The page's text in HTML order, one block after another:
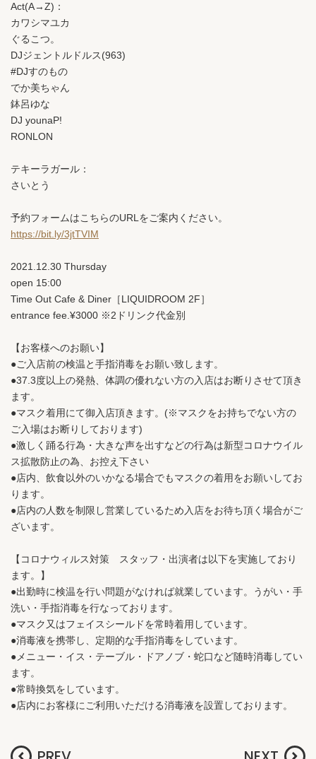
Act(A→Z)：
カワシマユカ
ぐるこつ。
DJジェントルドルス(963)
#DJすのもの
でか美ちゃん
鉢呂ゆな
DJ younaP!
RONLON
テキーラガール：
さいとう
予約フォームはこちらのURLをご案内ください。
https://bit.ly/3jtTVIM
2021.12.30 Thursday
open 15:00
Time Out Cafe & Diner［LIQUIDROOM 2F］
entrance fee.¥3000 ※2ドリンク代金別
【お客様へのお願い】
●ご入店前の検温と手指消毒をお願い致します。
●37.3度以上の発熱、体調の優れない方の入店はお断りさせて頂き
ます。
●マスク着用にて御入店頂きます。(※マスクをお持ちでない方の
ご入場はお断りしております)
●激しく踊る行為・大きな声を出すなどの行為は新型コロナウイル
ス拡散防止の為、お控え下さい
●店内、飲食以外のいかなる場合でもマスクの着用をお願いしてお
ります。
●店内の人数を制限し営業しているため入店をお待ち頂く場合がご
ざいます。
【コロナウィルス対策 スタッフ・出演者は以下を実施しており
ます。】
●出勤時に検温を行い問題がなければ就業しています。うがい・手
洗い・手指消毒を行なっております。
●マスク又はフェイスシールドを常時着用しています。
●消毒液を携帯し、定期的な手指消毒をしています。
●メニュー・イス・テーブル・ドアノブ・蛇口など随時消毒してい
ます。
●常時換気をしています。
●店内にお客様にご利用いただける消毒液を設置しております。